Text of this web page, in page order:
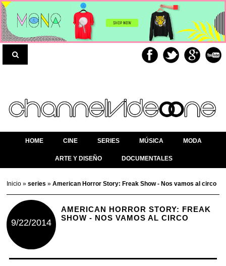
HOME CINE SERIES MÚSICA MODA
ARTE Y DISEÑO DOCUMENTALES
Inicio»series»American Horror Story: Freak Show - Nos vamos al circo
9/22/2014
AMERICAN HORROR STORY: FREAK
SHOW - NOS VAMOS AL CIRCO